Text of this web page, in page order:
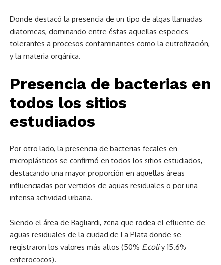
Donde destacó la presencia de un tipo de algas llamadas
diatomeas, dominando entre éstas aquellas especies
tolerantes a procesos contaminantes como la eutrofización,
y la materia orgánica.
Presencia de bacterias en
todos los sitios
estudiados
Por otro lado, la presencia de bacterias fecales en
microplásticos se confirmó en todos los sitios estudiados,
destacando una mayor proporción en aquellas áreas
influenciadas por vertidos de aguas residuales o por una
intensa actividad urbana.
Siendo el área de Bagliardi, zona que rodea el efluente de
aguas residuales de la ciudad de La Plata donde se
registraron los valores más altos (50% E.coliy 15.6%
enterococos).